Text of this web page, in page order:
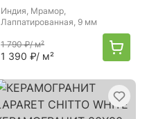
Индия, Мрамор,
Лаппатированная, 9 мм
1 790 ₽/ м²
1 390 ₽/ м²